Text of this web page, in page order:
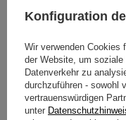
Konfiguration
Wir verwenden Cookies
der Website, um
Datenverkehr zu
durchzuführen - sowohl
vertrauenswürdigen
unter